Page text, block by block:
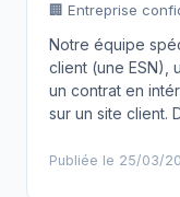
🏢 Entreprise
Notre équipe
client (une ESN),
un contrat en
sur un site client.
Publiée le 25/03/